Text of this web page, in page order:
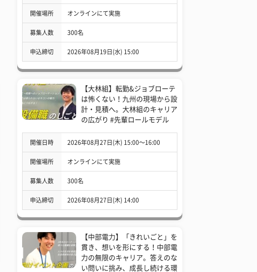
開催場所 オンラインにて実施
募集人数 300名
申込締切 2026年08月19日(水) 15:00
【大林組】転勤&ジョブローテ
は怖くない！九州の現場から設
計・見積へ。大林組のキャリア
の広がり #先輩ロールモデル
開催日時 2026年08月27日(木) 15:00〜16:00
開催場所 オンラインにて実施
募集人数 300名
申込締切 2026年08月27日(木) 14:00
【中部電力】「きれいごと」を
貫き、想いを形にする！中部電
力の無限のキャリア。答えのな
い問いに挑み、成長し続ける環